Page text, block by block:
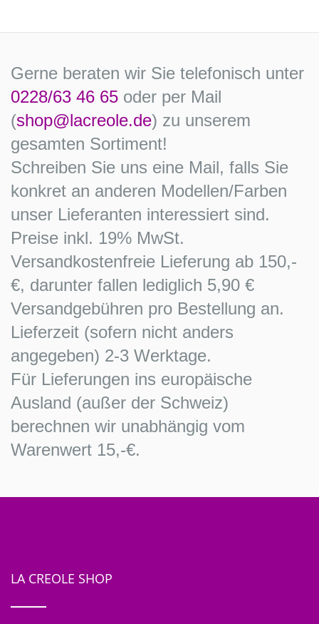
Gerne beraten wir Sie telefonisch unter
0228/63 46 65 oder per Mail
(shop@lacreole.de) zu unserem
gesamten Sortiment!
Schreiben Sie uns eine Mail, falls Sie
konkret an anderen Modellen/Farben
unser Lieferanten interessiert sind.
Preise inkl. 19% MwSt.
Versandkostenfreie Lieferung ab 150,-
€, darunter fallen lediglich 5,90 €
Versandgebühren pro Bestellung an.
Lieferzeit (sofern nicht anders
angegeben) 2-3 Werktage.
Für Lieferungen ins europäische
Ausland (außer der Schweiz)
berechnen wir unabhängig vom
Warenwert 15,-€.
LA CREOLE SHOP